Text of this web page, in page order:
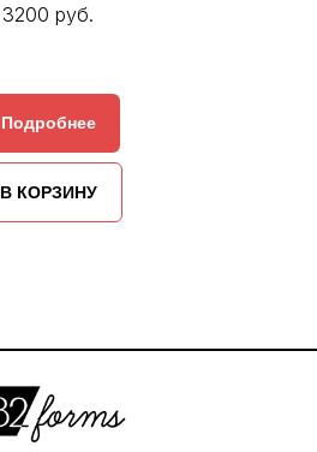
3200 руб.
Подробнее
В КОРЗИНУ